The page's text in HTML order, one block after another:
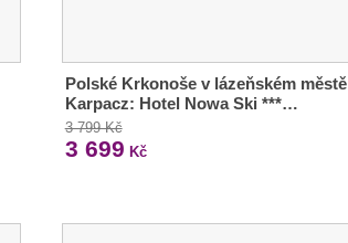
Polské Krkonoše v lázeňském městě
Karpacz: Hotel Nowa Ski ***…
3 799 Kč
3 699 Kč